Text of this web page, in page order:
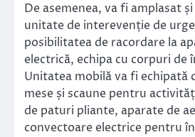
De asemenea, va fi amplasat
unitate de interevenție de
posibilitatea de racordare la
electrică, echipa cu corpuri de
Unitatea mobilă va fi echipată
mese și scaune pentru
de paturi pliante, aparate de
convectoare electrice pentru